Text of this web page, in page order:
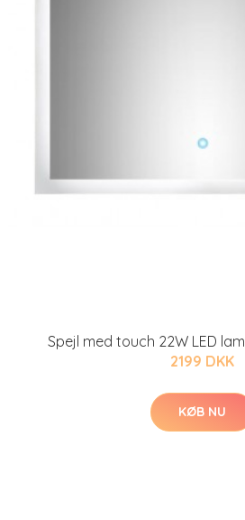
Spejl med touch 22W LED
2199 DKK
KØB NU